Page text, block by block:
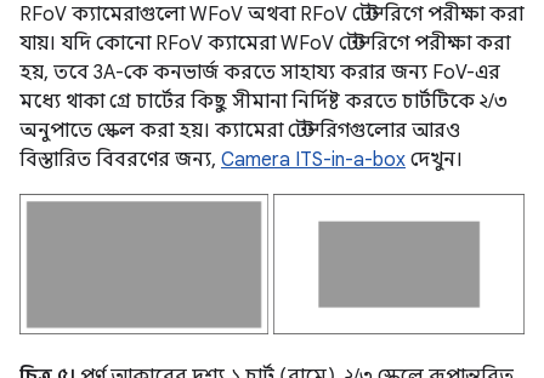
RFoV ক্যামেরাগুলো WFoV অথবা RFoV টেস্ট রিগে পরীক্ষা করা
যায়। যদি কোনো RFoV ক্যামেরা WFoV টেস্ট রিগে পরীক্ষা করা
হয়, তবে 3A-কে কনভার্জ করতে সাহায্য করার জন্য FoV-এর
মধ্যে থাকা গ্রে চার্টের কিছু সীমানা নির্দিষ্ট করতে চার্টটিকে ২/৩
অনুপাতে স্কেল করা হয়। ক্যামেরা টেস্ট রিগগুলোর আরও
বিস্তারিত বিবরণের জন্য, Camera ITS-in-a-box দেখুন।